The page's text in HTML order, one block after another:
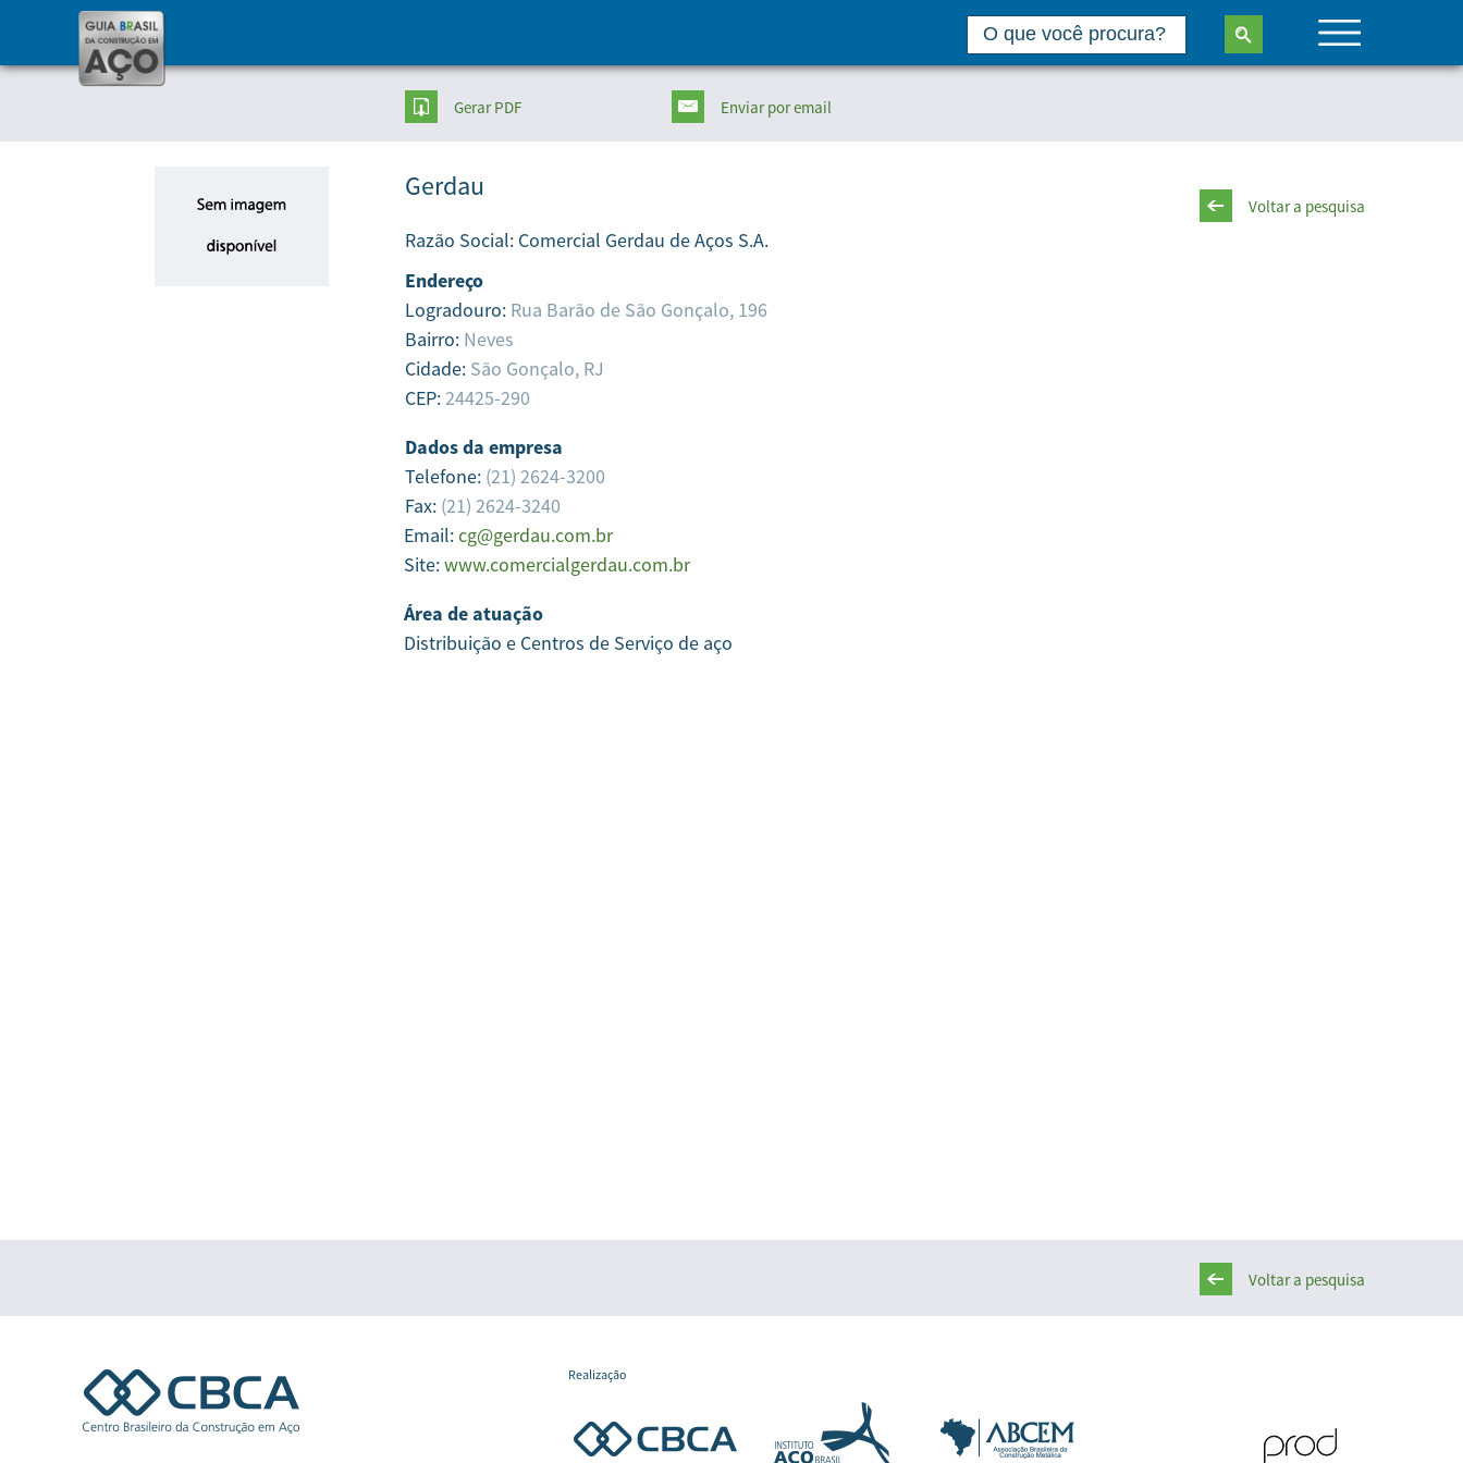
Gerar PDF Enviarpor email
Voltar a pesquisa
Gerdau
Razão Social: Comercial Gerdau de Aços S.A.
Endereço
Logradouro: Rua Barão de São Gonçalo, 196
Bairro: Neves
Cidade: São Gonçalo, RJ
CEP: 24425-290
Dados da empresa
Telefone: (21) 2624-3200
Fax: (21) 2624-3240
Email:cg@gerdau.com.br
Site:www.comercialgerdau.com.br
Área de atuação
Distribuição e Centros de Serviço de aço
Voltar a pesquisa
Realização